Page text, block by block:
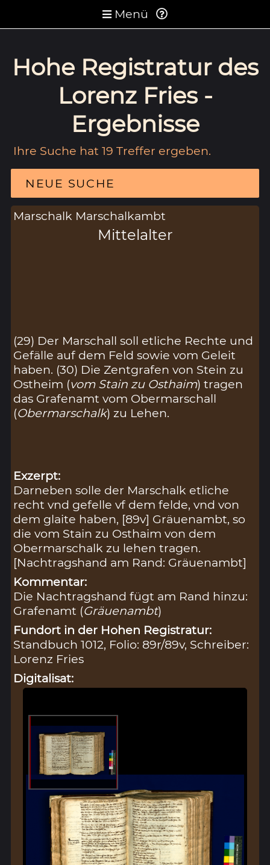
Menü
Hohe Registratur des
Lorenz Fries -
Ergebnisse
Ihre Suche hat 19 Treffer ergeben.
NEUE SUCHE
Marschalk Marschalkambt
Mittelalter
(29) Der Marschall soll etliche Rechte und
Gefälle auf dem Feld sowie vom Geleit
haben. (30) Die Zentgrafen von Stein zu
Ostheim (vom Stain zu Osthaim) tragen
das Grafenamt vom Obermarschall
(Obermarschalk) zu Lehen.
Exzerpt:
Darneben solle der Marschalk etliche
recht vnd gefelle vf dem felde, vnd von
dem glaite haben, [89v] Gräuenambt, so
die vom Stain zu Osthaim von dem
Obermarschalk zu lehen tragen.
[Nachtragshand am Rand: Gräuenambt]
Kommentar:
Die Nachtragshand fügt am Rand hinzu:
Grafenamt (Gräuenambt)
Fundort in der Hohen Registratur:
Standbuch 1012, Folio: 89r/89v, Schreiber:
Lorenz Fries
Digitalisat: